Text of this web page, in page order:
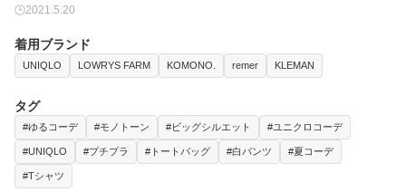
2021.5.20
着用ブランド
UNIQLO LOWRYS FARM KOMONO. remer KLEMAN
タグ
#ゆるコーデ #モノトーン #ビッグシルエット #ユニクロコーデ
#UNIQLO #プチプラ #トートバッグ #白パンツ #夏コーデ
#Tシャツ